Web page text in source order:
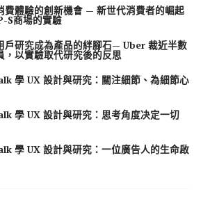
費體驗的創新機會 — 新世代消費者的崛起
S商場的實驗
戶研究成為產品的絆腳石— Uber 裁近半數
，以實驗取代研究後的反思
學 UX 設計與研究：關注細節、為細節心
學 UX 設計與研究：思考角度决定一切
學 UX 設計與研究：一位廣告人的生命啟